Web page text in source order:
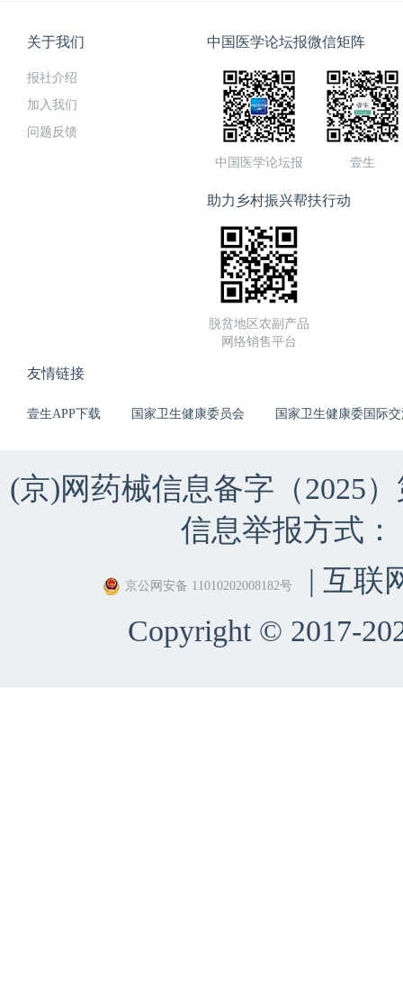
关于我们
报社介绍
加入我们
问题反馈
中国医学论坛报微信矩阵
中国医学论坛报 壹生
助力乡村振兴帮扶行动
脱贫地区农副产品
网络销售平台
友情链接
壹生APP下载 国家卫生健康委员会 国家卫生健康委国际
(京)网药械信息备字（2025
信息举报方式：
京公网安备 11010202008182号
| 互联
Copyright © 2017-